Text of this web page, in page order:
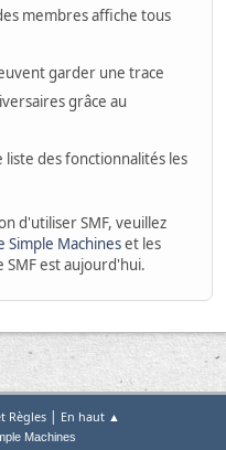
membres affiche tous
garder une trace
grâce au
liste des fonctionnalités les
d'utiliser SMF, veuillez
Simple Machineset les
SMF est aujourd'hui.
Règles| En haut ▲
Machines